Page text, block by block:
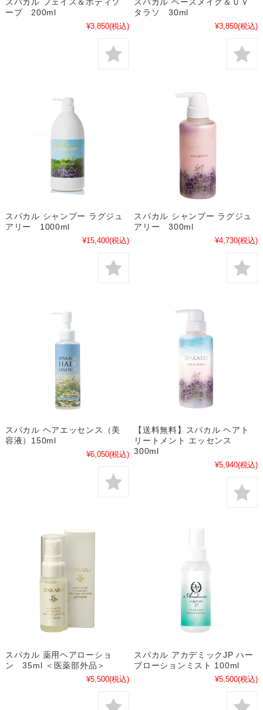
スパカル フェイス＆ボディソ
ープ 200ml
¥3,850(税込)
スパカル ベースメイク＆ＵＶ
タラソ 30ml
¥3,850(税込)
スパカル シャンプー ラグジュ
アリー 1000ml
¥15,400(税込)
スパカル シャンプー ラグジュ
アリー 300ml
¥4,730(税込)
スパカル ヘアエッセンス（美
容液）150ml
¥6,050(税込)
【送料無料】スパカル ヘアト
リートメント エッセンス
300ml
¥5,940(税込)
スパカル 薬用ヘアローショ
ン 35ml ＜医薬部外品＞
¥5,500(税込)
スパカル アカデミックJP ハー
ブローションミスト 100ml
¥5,500(税込)